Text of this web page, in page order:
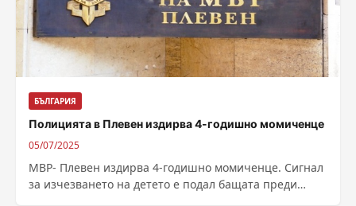
БЪЛГАРИЯ
Полицията в Плевен издирва 4-годишно момиченце
05/07/2025
МВР- Плевен издирва 4-годишно момиченце. Сигнал
за изчезването на детето е подал бащата преди